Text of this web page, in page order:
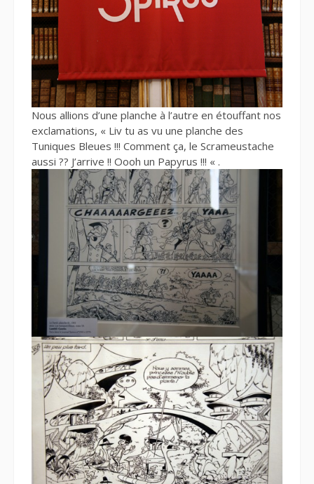
Nous allions d’une planche à l’autre en étouffant nos
exclamations, « Liv tu as vu une planche des
Tuniques Bleues !!! Comment ça, le Scrameustache
aussi ?? J’arrive !! Oooh un Papyrus !!! « .